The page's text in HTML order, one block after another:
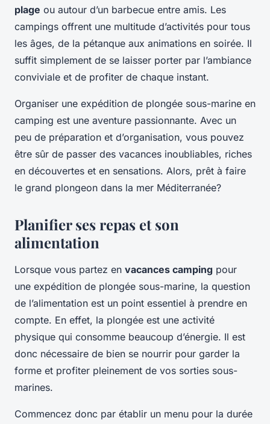
plage ou autour d’un barbecue entre amis. Les
campings offrent une multitude d’activités pour tous
les âges, de la pétanque aux animations en soirée. Il
suffit simplement de se laisser porter par l’ambiance
conviviale et de profiter de chaque instant.
Organiser une expédition de plongée sous-marine en
camping est une aventure passionnante. Avec un
peu de préparation et d’organisation, vous pouvez
être sûr de passer des vacances inoubliables, riches
en découvertes et en sensations. Alors, prêt à faire
le grand plongeon dans la mer Méditerranée?
Planifier ses repas et son
alimentation
Lorsque vous partez en vacances camping pour
une expédition de plongée sous-marine, la question
de l’alimentation est un point essentiel à prendre en
compte. En effet, la plongée est une activité
physique qui consomme beaucoup d’énergie. Il est
donc nécessaire de bien se nourrir pour garder la
forme et profiter pleinement de vos sorties sous-
marines.
Commencez donc par établir un menu pour la durée